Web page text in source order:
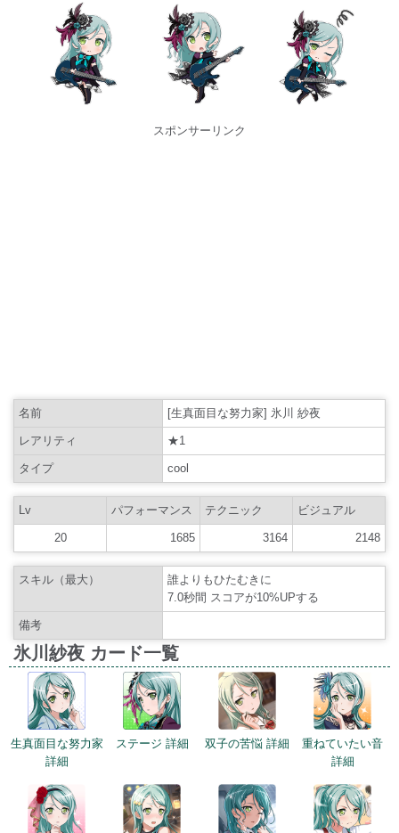
スポンサーリンク
名前 [生真面目な努力家] 氷川 紗夜
レアリティ ★1
タイプ cool
Lv パフォーマンス テクニック ビジュアル
20 1685 3164 2148
スキル（最大）
誰よりもひたむきに
7.0秒間 スコアが10%UPする
備考
氷川紗夜 カード一覧
生真面目な努力家
詳細
ステージ 詳細 双子の苦悩 詳細
重ねていたい音
詳細